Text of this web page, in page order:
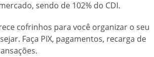
sendo de 102% do CDI.
cofrinhos para você organizar o seu
Faça PIX, pagamentos, recarga de